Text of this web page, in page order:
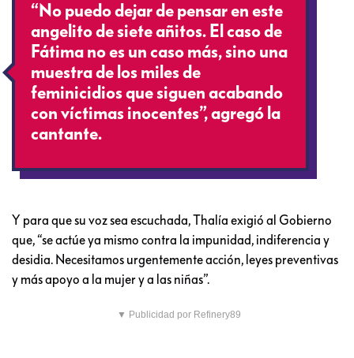
“No puedo dejar de pensar en este
angelito de siete añitos. El caso de
Fátima no es un caso más, sino una
muestra de los miles de
feminicidios que siguen acabando
con víctimas inocentes”, agregó la
cantante.
Y para que su voz sea escuchada, Thalía exigió al Gobierno
que, “se actúe ya mismo contra la impunidad, indiferencia y
desidia. Necesitamos urgentemente acción, leyes preventivas
y más apoyo a la mujer y a las niñas”.
▼ Publicidad por Refinery89